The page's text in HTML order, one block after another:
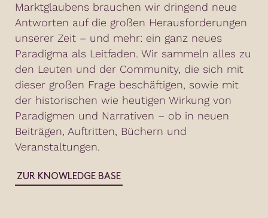
Marktglaubens brauchen wir dringend neue
Antworten auf die großen Herausforderungen
unserer Zeit – und mehr: ein ganz neues
Paradigma als Leitfaden. Wir sammeln alles zu
den Leuten und der Community, die sich mit
dieser großen Frage beschäftigen, sowie mit
der historischen wie heutigen Wirkung von
Paradigmen und Narrativen – ob in neuen
Beiträgen, Auftritten, Büchern und
Veranstaltungen.
ZUR KNOWLEDGE BASE